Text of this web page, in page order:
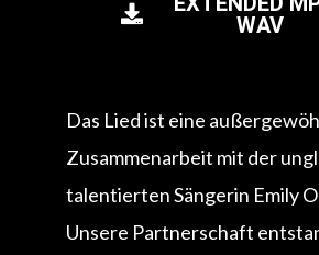
WAV
Das Lied ist eine
Zusammenarbeit mit der
talentierten Sängerin Emily
Unsere Partnerschaft